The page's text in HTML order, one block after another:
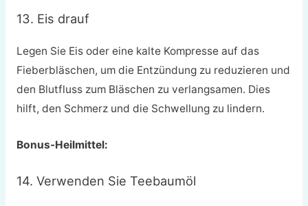
13. Eis drauf
Legen Sie Eis oder eine kalte Kompresse auf das
Fieberbläschen, um die Entzündung zu reduzieren und
den Blutfluss zum Bläschen zu verlangsamen. Dies
hilft, den Schmerz und die Schwellung zu lindern.
Bonus-Heilmittel:
14. Verwenden Sie Teebaumöl